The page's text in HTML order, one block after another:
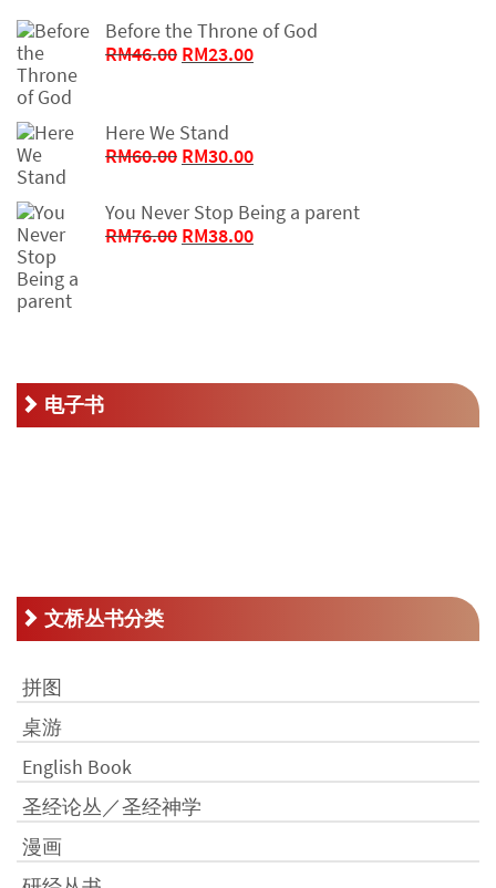
Before the Throne of God
RM46.00 原
RM46.00。
RM23.00当
为：
Here We Stand
RM60.00 原
为：
RM60.00。
RM30.00当
价
格
为：
You Never Stop Being a parent
RM76.00 原
RM38.00当
电子书
文桥丛书分类
拼图
桌游
English Book
圣经论丛／圣经神学
漫画